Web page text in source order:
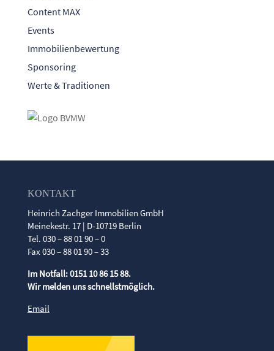
Content MAX
Events
Immobilienbewertung
Sponsoring
Werte & Traditionen
KONTAKT
Heinrich Zachger Immobilien GmbH
Meinekestr. 17 | D-10719 Berlin
Tel. 030 – 88 01 90 – 0
Fax 030 – 88 01 90 – 33
Im Notfall: 0151 10 86 15 88.
Wir melden uns schnellstmöglich.
Email